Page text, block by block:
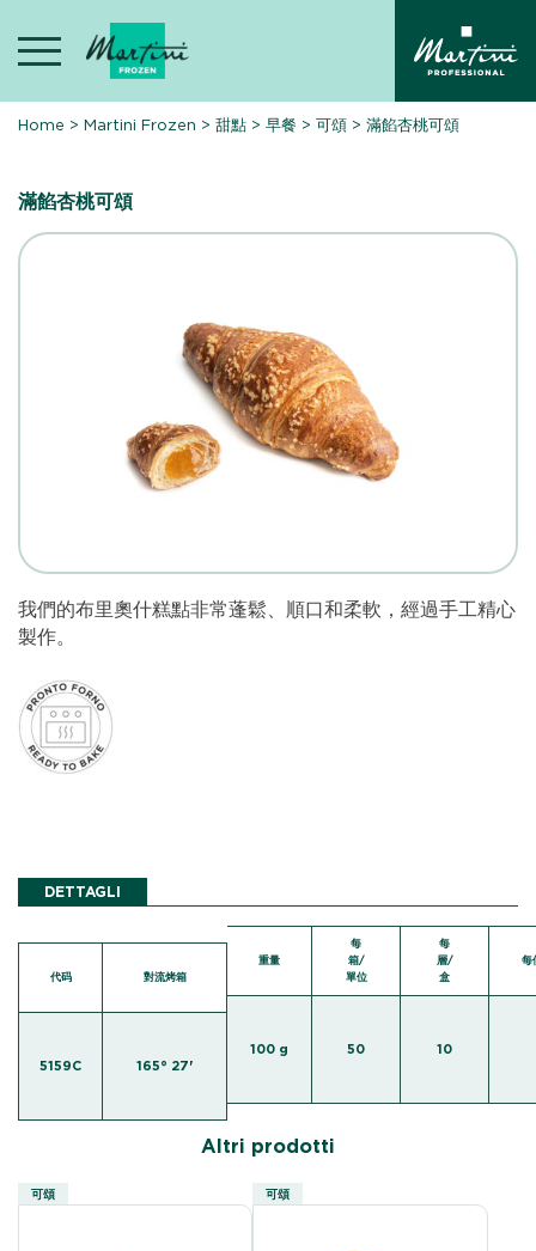
content
Home >Martini Frozen >甜點 >早餐 >可頌 >滿餡杏桃可頌
滿餡杏桃可頌
我們的布里奧什糕點非常蓬鬆、順口和柔軟，經過手工精心
製作。
DETTAGLI
代码 對流烤箱
5159C 165° 27'
重量
每
箱/
單位
每
層/
盒
每
100 g 50 10
Altri prodotti
可頌 可頌